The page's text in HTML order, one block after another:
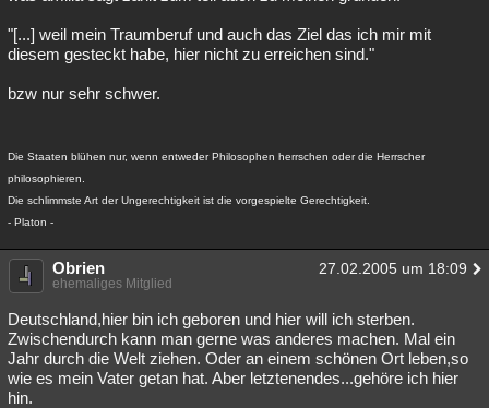
"[...] weil mein Traumberuf und auch das Ziel das ich mir mit
diesem gesteckt habe, hier nicht zu erreichen sind."
bzw nur sehr schwer.
Die Staaten blühen nur, wenn entweder Philosophen herrschen oder die Herrscher
philosophieren.
Die schlimmste Art der Ungerechtigkeit ist die vorgespielte Gerechtigkeit.
- Platon -
Obrien 27.02.2005 um 18:09
ehemaliges Mitglied
Deutschland,hier bin ich geboren und hier will ich sterben.
Zwischendurch kann man gerne was anderes machen. Mal ein
Jahr durch die Welt ziehen. Oder an einem schönen Ort leben,so
wie es mein Vater getan hat. Aber letztenendes...gehöre ich hier
hin.